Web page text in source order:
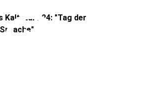
Kaltstart 24: "Tag der